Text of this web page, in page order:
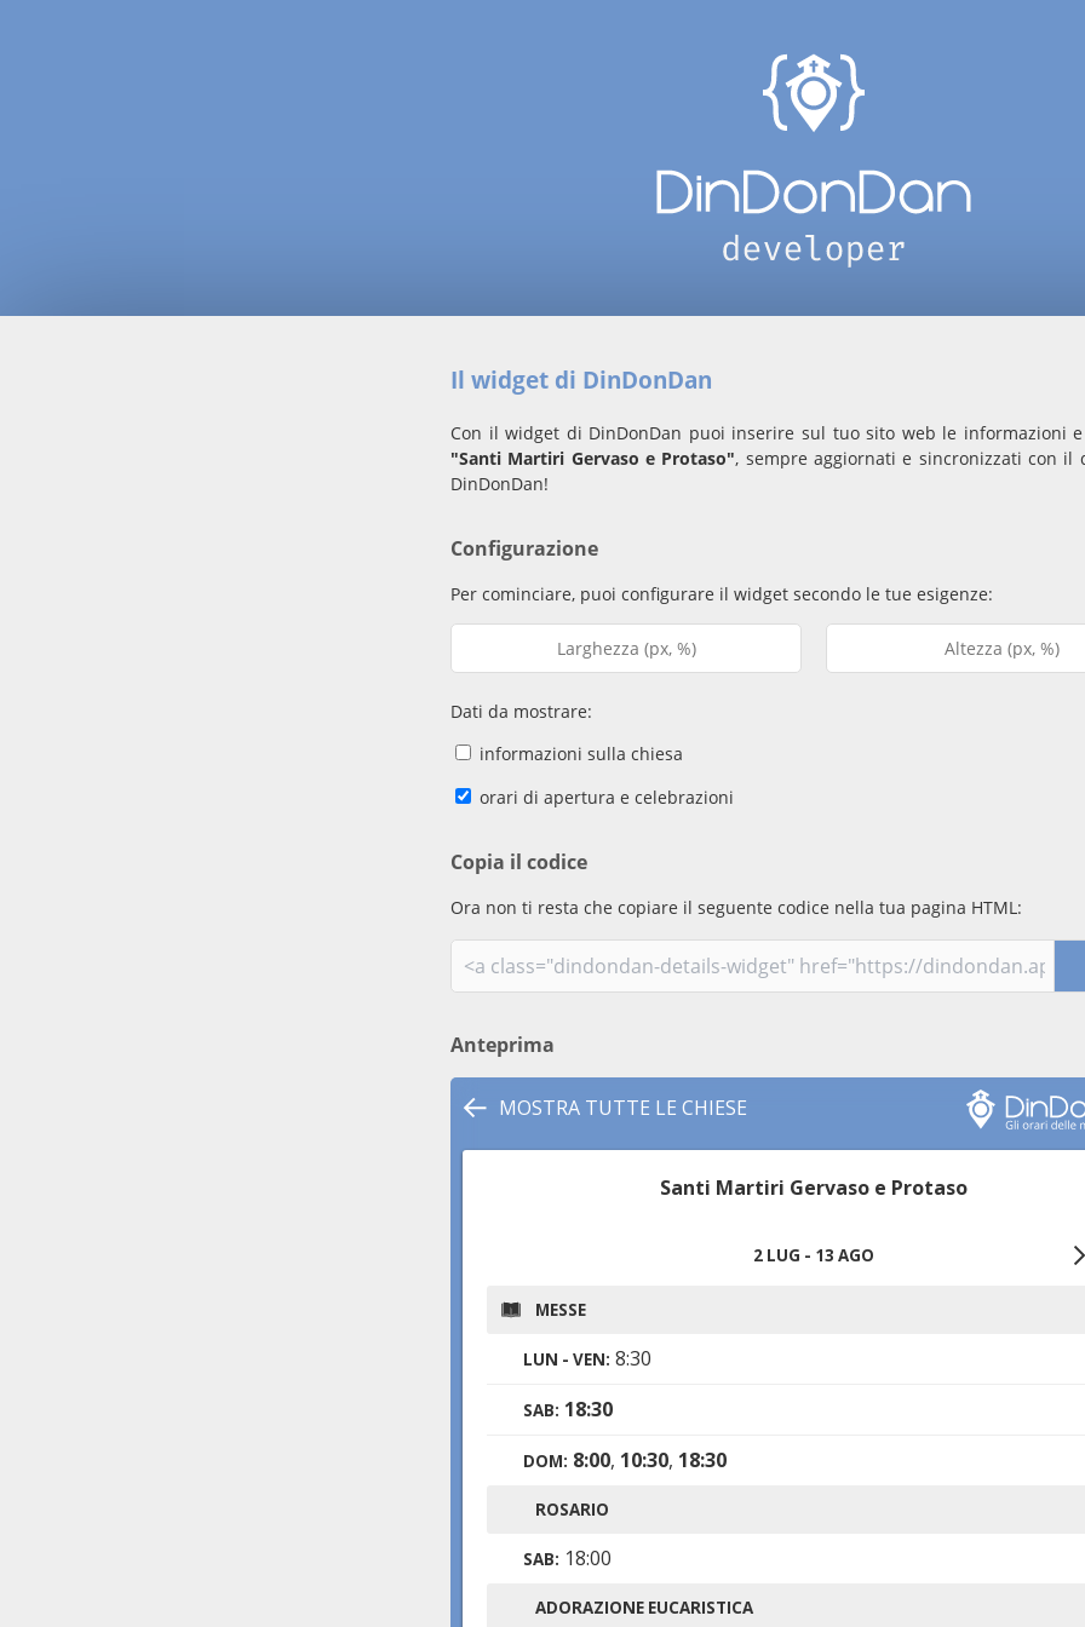
Il widget di DinDonDan
Con il widget di DinDonDan puoi inserire sul tuo sito web le informazioni
"Santi Martiri Gervaso e Protaso", sempre aggiornati e sincronizzati con il
DinDonDan!
Configurazione
Per cominciare, puoi configurare il widget secondo le tue esigenze:
Dati da mostrare:
informazioni sulla chiesa
orari di apertura e celebrazioni
Copia il codice
Ora non ti resta che copiare il seguente codice nella tua pagina HTML:
Anteprima